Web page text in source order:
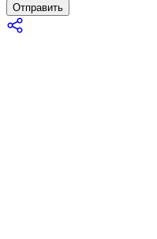
Отправить